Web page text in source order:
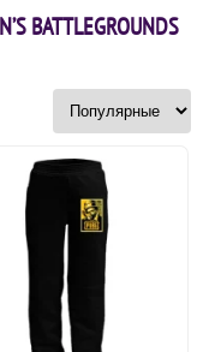
BATTLEGROUNDS